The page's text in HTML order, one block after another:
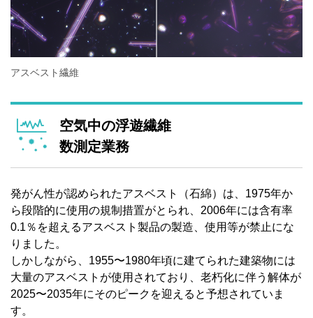
アスベスト繊維
空気中の浮遊繊維
数測定業務
発がん性が認められたアスベスト（石綿）は、1975年か
ら段階的に使用の規制措置がとられ、2006年には含有率
0.1％を超えるアスベスト製品の製造、使用等が禁止にな
りました。
しかしながら、1955〜1980年頃に建てられた建築物には
大量のアスベストが使用されており、老朽化に伴う解体が
2025〜2035年にそのピークを迎えると予想されていま
す。